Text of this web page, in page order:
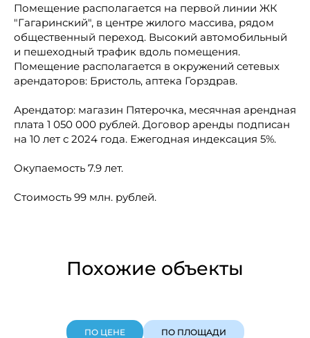
Помещение располагается на первой линии ЖК
"Гагаринский", в центре жилого массива, рядом
общественный переход. Высокий автомобильный
и пешеходный трафик вдоль помещения.
Помещение располагается в окружений сетевых
арендаторов: Бристоль, аптека Горздрав.
Арендатор: магазин Пятерочка, месячная арендная
плата 1 050 000 рублей. Договор аренды подписан
на 10 лет с 2024 года. Ежегодная индексация 5%.
Окупаемость 7.9 лет.
Стоимость 99 млн. рублей.
Похожие объекты
ПО ЦЕНЕ ПО ПЛОЩАДИ